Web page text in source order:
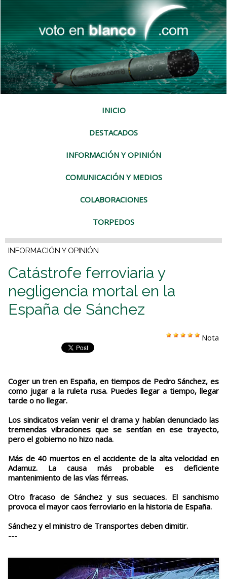
INICIO
DESTACADOS
INFORMACIÓN Y OPINIÓN
COMUNICACIÓN Y MEDIOS
COLABORACIONES
TORPEDOS
INFORMACIÓN Y OPINIÓN
Catástrofe ferroviaria y
negligencia mortal en la
España de Sánchez
Nota
Coger un tren en España, en tiempos de Pedro Sánchez, es
como jugar a la ruleta rusa. Puedes llegar a tiempo, llegar
tarde o no llegar.
Los sindicatos veían venir el drama y habían denunciado las
tremendas vibraciones que se sentían en ese trayecto,
pero el gobierno no hizo nada.
Más de 40 muertos en el accidente de la alta velocidad en
Adamuz. La causa más probable es deficiente
mantenimiento de las vías férreas.
Otro fracaso de Sánchez y sus secuaces. El sanchismo
provoca el mayor caos ferroviario en la historia de España.
Sánchez y el ministro de Transportes deben dimitir.
---